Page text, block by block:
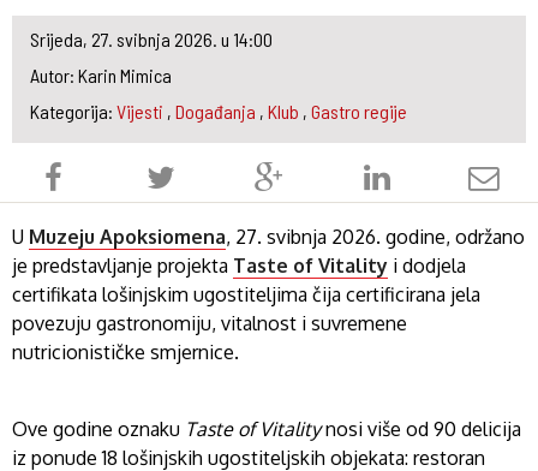
Srijeda, 27. svibnja 2026. u 14:00
Autor: Karin Mimica
Kategorija: Vijesti , Događanja , Klub , Gastro regije
U Muzeju Apoksiomena, 27. svibnja 2026. godine, održano
je predstavljanje projekta Taste of Vitality i dodjela
certifikata lošinjskim ugostiteljima čija certificirana jela
povezuju gastronomiju, vitalnost i suvremene
nutricionističke smjernice.
Ove godine oznaku Taste of Vitalitynosi više od 90 delicija
iz ponude 18 lošinjskih ugostiteljskih objekata: restoran